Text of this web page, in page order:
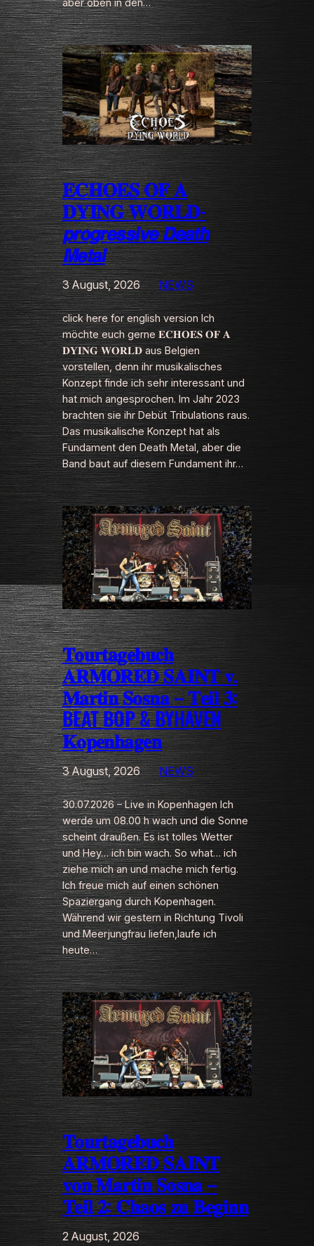
aber oben in den…
𝐄𝐂𝐇𝐎𝐄𝐒 𝐎𝐅 𝐀
𝐃𝐘𝐈𝐍𝐆 𝐖𝐎𝐑𝐋𝐃-
𝙥𝙧𝙤𝙜𝙧𝙚𝙨𝙨𝙞𝙫𝙚 𝘿𝙚𝙖𝙩𝙝
𝙈𝙚𝙩𝙖𝙡
3 August, 2026 NEWS
click here for english version Ich
möchte euch gerne 𝐄𝐂𝐇𝐎𝐄𝐒 𝐎𝐅 𝐀
𝐃𝐘𝐈𝐍𝐆 𝐖𝐎𝐑𝐋𝐃 aus Belgien
vorstellen, denn ihr musikalisches
Konzept finde ich sehr interessant und
hat mich angesprochen. Im Jahr 2023
brachten sie ihr Debüt Tribulations raus.
Das musikalische Konzept hat als
Fundament den Death Metal, aber die
Band baut auf diesem Fundament ihr…
𝐓𝐨𝐮𝐫𝐭𝐚𝐠𝐞𝐛𝐮𝐜𝐡
𝐀𝐑𝐌𝐎𝐑𝐄𝐃 𝐒𝐀𝐈𝐍𝐓 𝐯.
𝐌𝐚𝐫𝐭𝐢𝐧 𝐒𝐨𝐬𝐧𝐚 – 𝐓𝐞𝐢𝐥 𝟑:
BEAT BOP & BYHAVEN
𝐊𝐨𝐩𝐞𝐧𝐡𝐚𝐠𝐞𝐧
3 August, 2026 NEWS
30.07.2026 – Live in Kopenhagen Ich
werde um 08.00 h wach und die Sonne
scheint draußen. Es ist tolles Wetter
und Hey… ich bin wach. So what… ich
ziehe mich an und mache mich fertig.
Ich freue mich auf einen schönen
Spaziergang durch Kopenhagen.
Während wir gestern in Richtung Tivoli
und Meerjungfrau liefen,laufe ich
heute…
𝐓𝐨𝐮𝐫𝐭𝐚𝐠𝐞𝐛𝐮𝐜𝐡
𝐀𝐑𝐌𝐎𝐑𝐄𝐃 𝐒𝐀𝐈𝐍𝐓
𝐯𝐨𝐧 𝐌𝐚𝐫𝐭𝐢𝐧 𝐒𝐨𝐬𝐧𝐚 –
𝐓𝐞𝐢𝐥 𝟐: 𝐂𝐡𝐚𝐨𝐬 𝐳𝐮 𝐁𝐞𝐠𝐢𝐧𝐧
2 August, 2026